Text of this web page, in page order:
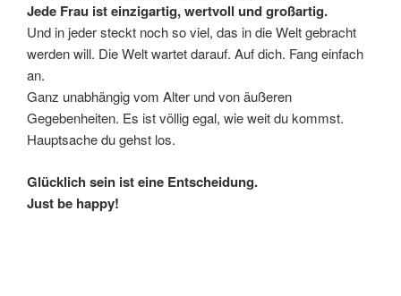
Jede Frau ist einzigartig, wertvoll und großartig.
Und in jeder steckt noch so viel, das in die Welt gebracht
werden will. Die Welt wartet darauf. Auf dich. Fang einfach
an.
Ganz unabhängig vom Alter und von äußeren
Gegebenheiten. Es ist völlig egal, wie weit du kommst.
Hauptsache du gehst los.
Glücklich sein ist eine Entscheidung.
Just be happy!